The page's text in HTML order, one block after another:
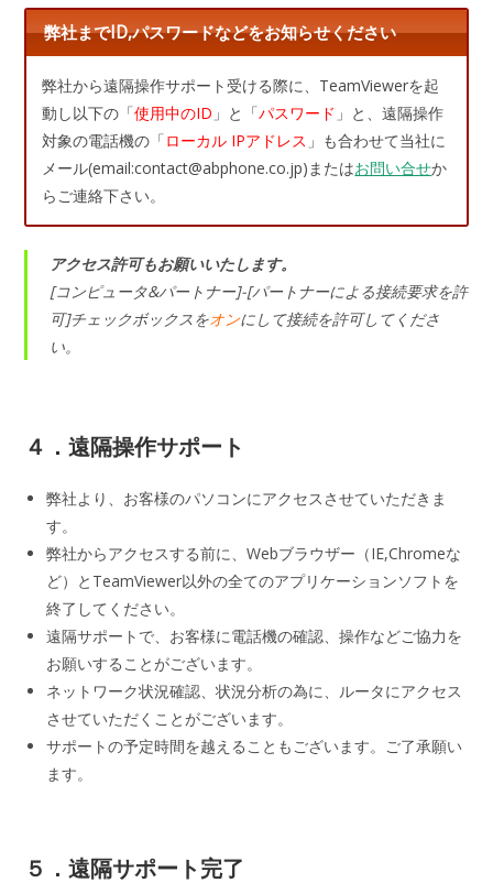
弊社までID,パスワードなどをお知らせください
弊社から遠隔操作サポート受ける際に、TeamViewerを起
動し以下の「使用中のID 」と「パスワード 」と、遠隔操作
対象の電話機の「ローカル IPアドレス 」も合わせて当社に
メール(email:contact@abphone.co.jp)またはお問い合せか
らご連絡下さい。
アクセス許可もお願いいたします。
[コンピュータ&パートナー]-[パートナーによる接続要求を許
可]チェックボックスをオンにして接続を許可してくださ
い。
４．遠隔操作サポート
弊社より、お客様のパソコンにアクセスさせていただきま
す。
弊社からアクセスする前に、Webブラウザー（IE,Chromeな
ど）とTeamViewer以外の全てのアプリケーションソフトを
終了してください。
遠隔サポートで、お客様に電話機の確認、操作などご協力を
お願いすることがございます。
ネットワーク状況確認、状況分析の為に、ルータにアクセス
させていただくことがございます。
サポートの予定時間を越えることもございます。ご了承願い
ます。
５．遠隔サポート完了